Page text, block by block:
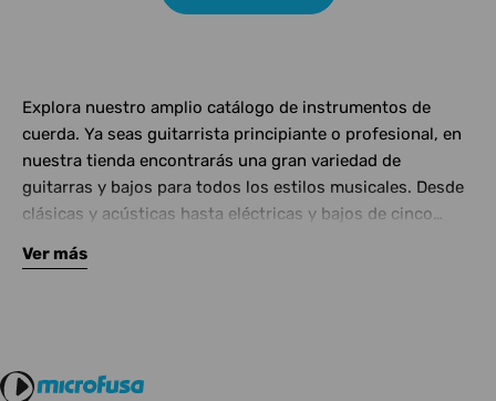
Explora nuestro amplio catálogo de instrumentos de
cuerda. Ya seas guitarrista principiante o profesional, en
nuestra tienda encontrarás una gran variedad de
guitarras y bajos para todos los estilos musicales. Desde
clásicas y acústicas hasta eléctricas y bajos de cinco
Complementa tu instrumento con amplificadores de
Ver más